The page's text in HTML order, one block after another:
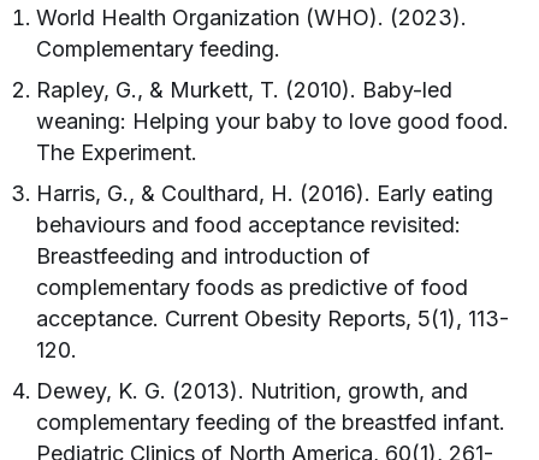
World Health Organization (WHO). (2023).
Complementary feeding.
Rapley, G., & Murkett, T. (2010). Baby-led
weaning: Helping your baby to love good food.
The Experiment.
Harris, G., & Coulthard, H. (2016). Early eating
behaviours and food acceptance revisited:
Breastfeeding and introduction of
complementary foods as predictive of food
acceptance. Current Obesity Reports, 5(1), 113-
120.
Dewey, K. G. (2013). Nutrition, growth, and
complementary feeding of the breastfed infant.
Pediatric Clinics of North America, 60(1), 261-